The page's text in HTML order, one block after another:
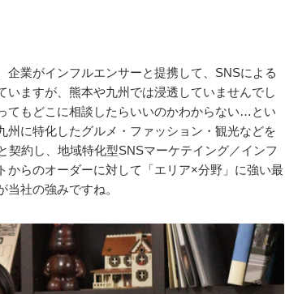
企業がインフルエンサーと提携して、SNSによる
ますが、熊本や九州では浸透していませんでし
てもどこに相談したらいいのかわからない…とい
に特化したグルメ・ファッション・観光などを
約し、地域特化型SNSマーケテイング／インフ
からのオーダーに対して「エリア×分野」に強い最
社の強みですね。